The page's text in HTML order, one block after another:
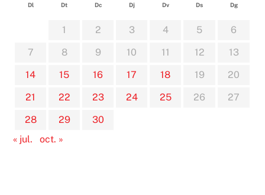
Dl Dt Dc Dj Dv Ds Dg
1 2 3 4 5
6
7
8 9 10 11 12
13
14
15 16 17 18 19
20
21
22 23 24 25 26
27
28
29
30
« jul.
oct. »